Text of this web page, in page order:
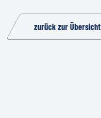
zurück zur Übersicht